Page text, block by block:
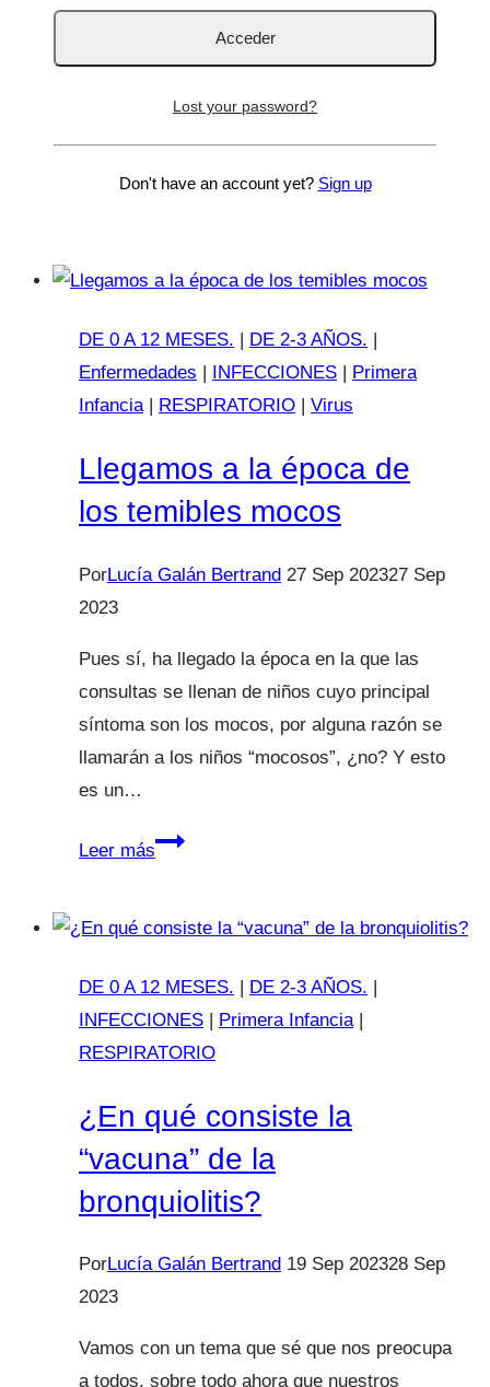
¿Tu hijo tiene asma? ¿Bronquitis o
bronquiolitis de repetición? ¿Le han dado
es ideal para ti. Es habitual encontrar a
padres y madres con infinidad de dudas…
¿El
genera
DE 0 A 12 MESES. | DE 2-3 AÑOS. |
Enfermedades | INFECCIONES | Primera
Infancia| RESPIRATORIO | Virus
Llegamos a la época de
los temibles mocos
PorLucía Galán Bertrand 27 Sep 202327 Sep
2023
Pues sí, ha llegado la época en la que las
consultas se llenan de niños cuyo principal
síntoma son los mocos, por alguna razón se
llamarán a los niños “mocosos”, ¿no? Y esto
es un…
Leer másLlegamos
época
temibles
DE 0 A 12 MESES. | DE 2-3 AÑOS. |
INFECCIONES | Primera Infancia |
RESPIRATORIO
¿En qué consiste la
“vacuna” de la
bronquiolitis?
PorLucía Galán Bertrand 19 Sep 202328 Sep
2023
Vamos con un tema que sé que nos preocupa
a todos, sobre todo ahora que nuestros
Lost your password?
Don't have an account yet? Sign up